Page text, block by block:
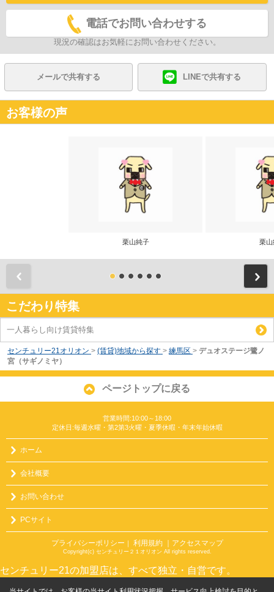
電話でお問い合わせする
現況の確認はお気軽にお問い合わせください。
メールで共有する LINEで共有する
お客様の声
栗山純子 栗山
こだわり特集
一人暮らし向け賃貸特集
センチュリー21オリオン > (賃貸)地域から探す > 練馬区 > デュオステージ鷺ノ
宮（サギノミヤ）
ページトップに戻る
営業時間:10:00～18:00
定休日:毎週水曜・第2第3火曜・夏季休暇・年末年始休暇
ホーム
会社概要
お問い合わせ
PCサイト
プライバシーポリシー 利用規約 ｜アクセスマップ
Copyright(c) センチュリー２１オリオン All rights reserved.
センチュリー21の加盟店は、すべて独立・自営です。